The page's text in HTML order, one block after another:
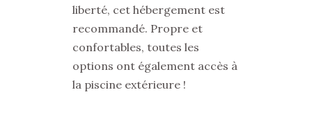
liberté, cet hébergement est
recommandé. Propre et
confortables, toutes les
options ont également accès à
la piscine extérieure !